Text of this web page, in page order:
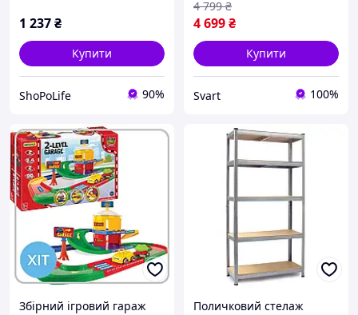
1 237₴
Купити
ShoPoLife 90%
4 699₴
4 799 ₴
Купити
Svart 100%
Збірний ігровий гараж
Поличковий стелаж